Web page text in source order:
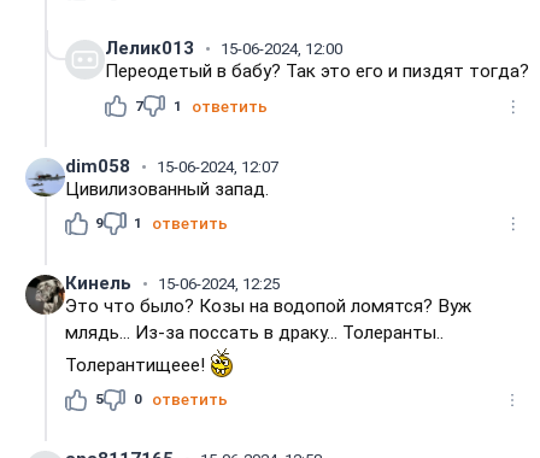
Лелик013 15-06-2024, 12:00
Переодетый в бабу? Так это его и пиздят тогда?
7 1 ответить
dim058 15-06-2024, 12:07
Цивилизованный запад.
9 1 ответить
Кинель 15-06-2024, 12:25
Это что было? Козы на водопой ломятся? Вуж
млядь... Из-за поссать в драку... Толеранты..
Толерантищеее!
5 0 ответить